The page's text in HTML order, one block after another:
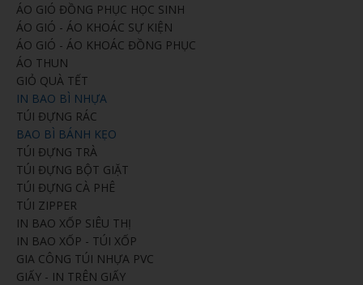
ÁO GIÓ ĐỒNG PHỤC HỌC SINH
ÁO GIÓ - ÁO KHOÁC SỰ KIỆN
ÁO GIÓ - ÁO KHOÁC ĐỒNG PHỤC
ÁO THUN
GIỎ QUÀ TẾT
IN BAO BÌ NHỰA
TÚI ĐỰNG RÁC
BAO BÌ BÁNH KẸO
TÚI ĐỰNG TRÀ
TÚI ĐỰNG BỘT GIẶT
TÚI ĐỰNG CÀ PHÊ
TÚI ZIPPER
IN BAO XỐP SIÊU THỊ
IN BAO XỐP - TÚI XỐP
GIA CÔNG TÚI NHỰA PVC
GIẤY - IN TRÊN GIẤY